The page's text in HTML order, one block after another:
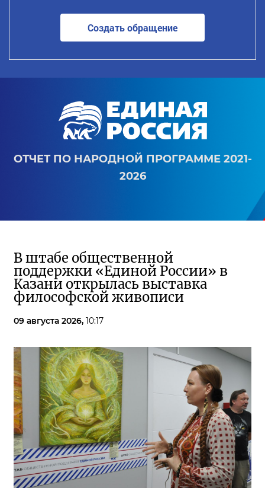
Создать обращение
ОТЧЕТ ПО НАРОДНОЙ ПРОГРАММЕ 2021-
2026
В штабе общественной
поддержки «Единой России» в
Казани открылась выставка
философской живописи
09 августа 2026, 10:17